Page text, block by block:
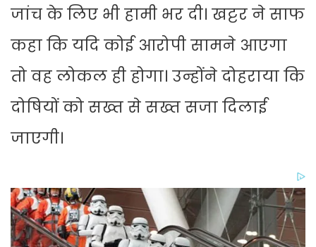
जांच के लिए भी हामी भर दी। खट्टर ने साफ
कहा कि यदि कोई आरोपी सामने आएगा
तो वह लोकल ही होगा। उन्होंने दोहराया कि
दोषियों को सख्त से सख्त सजा दिलाई
जाएगी।